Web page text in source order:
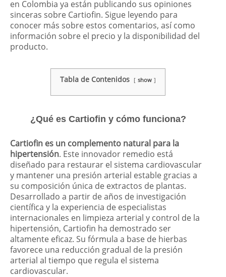
en Colombia ya están publicando sus opiniones
sinceras sobre Cartiofin. Sigue leyendo para
conocer más sobre estos comentarios, así como
información sobre el precio y la disponibilidad del
producto.
Tabla de Contenidos show
¿Qué es Cartiofin y cómo funciona?
Cartiofin es un complemento natural para la
hipertensión. Este innovador remedio está
diseñado para restaurar el sistema cardiovascular
y mantener una presión arterial estable gracias a
su composición única de extractos de plantas.
Desarrollado a partir de años de investigación
científica y la experiencia de especialistas
internacionales en limpieza arterial y control de la
hipertensión, Cartiofin ha demostrado ser
altamente eficaz. Su fórmula a base de hierbas
favorece una reducción gradual de la presión
arterial al tiempo que regula el sistema
cardiovascular.